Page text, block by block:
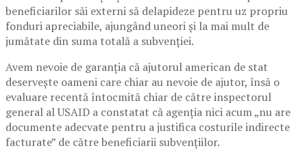
beneficiarilor săi externi să delapideze pentru uz propriu
fonduri apreciabile, ajungând uneori și la mai mult de
jumătate din suma totală a subvenției.
Avem nevoie de garanția că ajutorul american de stat
deservește oameni care chiar au nevoie de ajutor, însă o
evaluare recentă întocmită chiar de către inspectorul
general al USAID a constatat că agenția nici acum „nu are
documente adecvate pentru a justifica costurile indirecte
facturate” de către beneficiarii subvențiilor.